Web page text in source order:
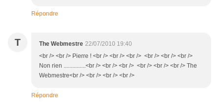
Répondre
T The Webmestre 22/07/2010 19:40
<br /> <br /> Pierre ! <br /> <br /> <br /> <br /> <br /> <br />
Non rien ...............<br /> <br /> <br /> <br /> <br /> <br /> The
Webmestre<br /> <br /> <br /> <br />
Répondre